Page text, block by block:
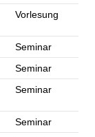
Vorlesung
Seminar
Seminar
Seminar
Seminar